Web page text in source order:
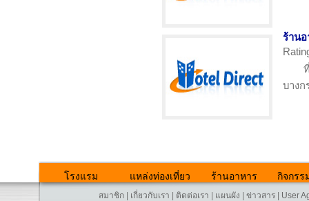
ร้าน
บางก
โรงแรม แหล่งท่องเที่ยว ร้านอาหาร กิจกรร
สมาชิก เกี่ยวกับเรา ติดต่อเรา แผนผัง ข่าวสาร User